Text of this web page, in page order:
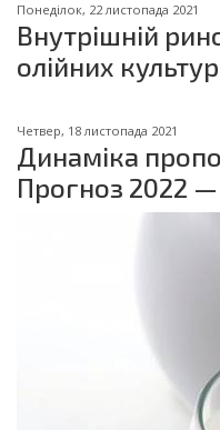
Понеділок, 22 листопада 2021
Внутрішній
олійних культур
Четвер, 18 листопада 2021
Динаміка
Прогноз 2022